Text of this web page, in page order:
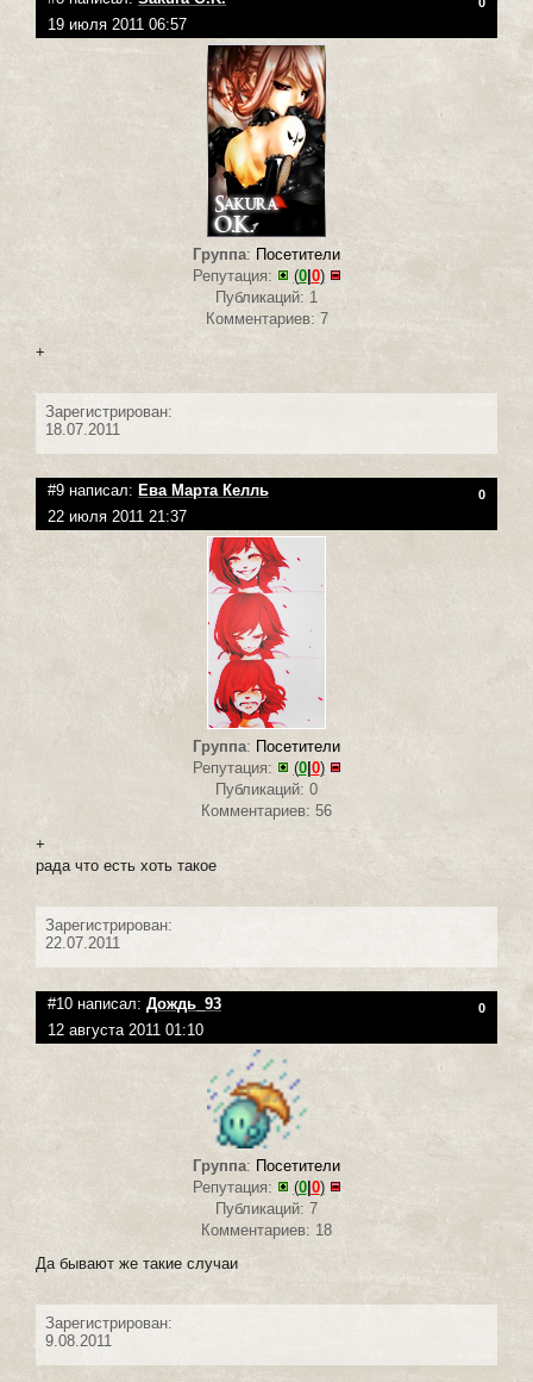
19 июля 2011 06:57
Группа: Посетители
Репутация:
(0| 0)
Публикаций: 1
Комментариев: 7
+
Зарегистрирован:
18.07.2011
#9 написал: Ева Марта Келль 0
22 июля 2011 21:37
Группа: Посетители
Репутация:
(0| 0)
Публикаций: 0
Комментариев: 56
+
рада что есть хоть такое
Зарегистрирован:
22.07.2011
#10 написал: Дождь_93 0
12 августа 2011 01:10
Группа: Посетители
Репутация:
(0| 0)
Публикаций: 7
Комментариев: 18
Да бывают же такие случаи
Зарегистрирован:
9.08.2011